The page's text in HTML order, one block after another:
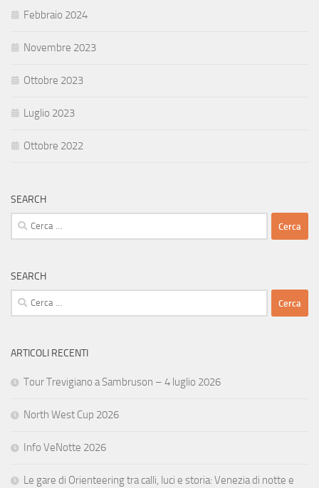
Febbraio 2024
Novembre 2023
Ottobre 2023
Luglio 2023
Ottobre 2022
SEARCH
Ricerca
per:
SEARCH
Ricerca
per:
ARTICOLI RECENTI
Tour Trevigiano a Sambruson – 4 luglio 2026
North West Cup 2026
Info VeNotte 2026
Le gare di Orienteering tra calli, luci e storia: Venezia di notte e